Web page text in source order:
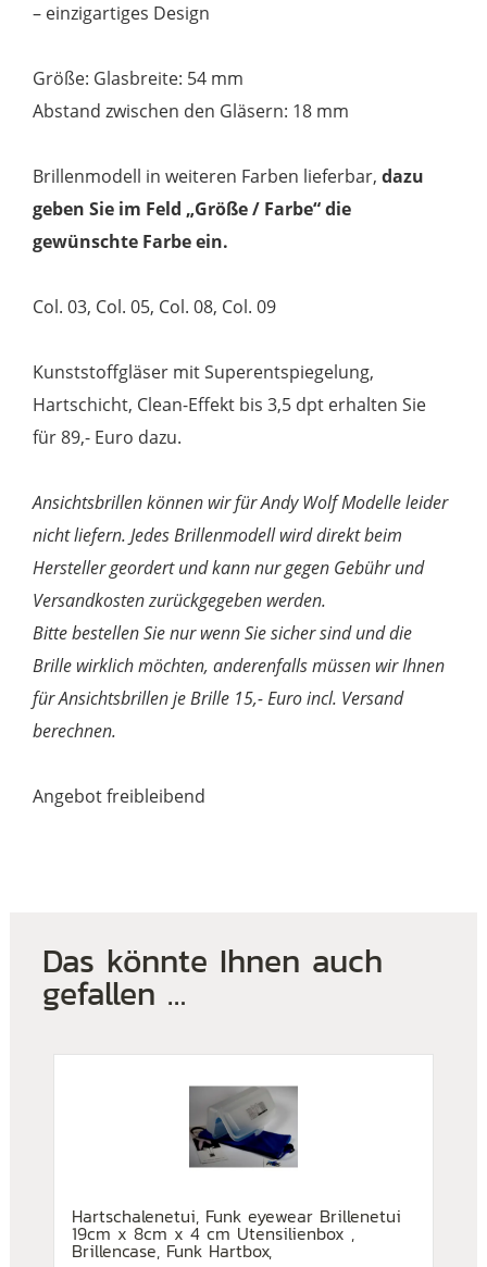
– einzigartiges Design
Größe: Glasbreite: 54 mm
Abstand zwischen den Gläsern: 18 mm
Brillenmodell in weiteren Farben lieferbar,dazu
geben Sie im Feld „Größe / Farbe“ die
gewünschte Farbe ein.
Col. 03, Col. 05, Col. 08, Col. 09
Kunststoffgläser mit Superentspiegelung,
Hartschicht, Clean-Effekt bis 3,5 dpt erhalten Sie
für 89,- Euro dazu.
Ansichtsbrillen können wir für Andy Wolf Modelle leider
nicht liefern. Jedes Brillenmodell wird direkt beim
Hersteller geordert und kann nur gegen Gebühr und
Versandkosten zurückgegeben werden.
Bitte bestellen Sie nur wenn Sie sicher sind und die
Brille wirklich möchten, anderenfalls müssen wir Ihnen
für Ansichtsbrillen je Brille 15,- Euro incl. Versand
berechnen.
Angebot freibleibend
Das könnte Ihnen auch
gefallen …
Hartschalenetui, Funk eyewear Brillenetui
19cm x 8cm x 4 cm Utensilienbox ,
Brillencase, Funk Hartbox,